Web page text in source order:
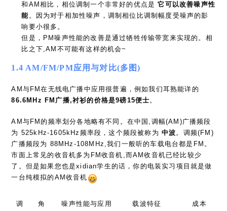
和AM相比，相位调制一个非常好的优点是它可以改善噪声性
能。因为对于相加性噪声，调制相位比调制幅度受噪声的影
响要小很多。
但是，PM噪声性能的改善是通过牺牲传输带宽来实现的。相
比之下,AM不可能有这样的机会~
1.4 AM/FM/PM应用与对比(多图)
AM与FM在无线电广播中应用很普遍，例如我们耳熟能详的
86.6MHz FM广播,衬衫的价格是9磅15便士。
AM与FM的频率划分各地略有不同。在中国,调幅(AM)广播频段
为 525kHz-1605kHz频率段，这个频段被称为中波。调频(FM)
广播频段为 88MHz-108MHz,我们一般听的车载电台都是FM。
市面上常见的收音机多为FM收音机,而AM收音机已经比较少
了。但是如果您也是xidian学生的话，你的电装实习项目就是做
一台纯模拟的AM收音机
调 角 噪声性能与应用 载波特征 成本